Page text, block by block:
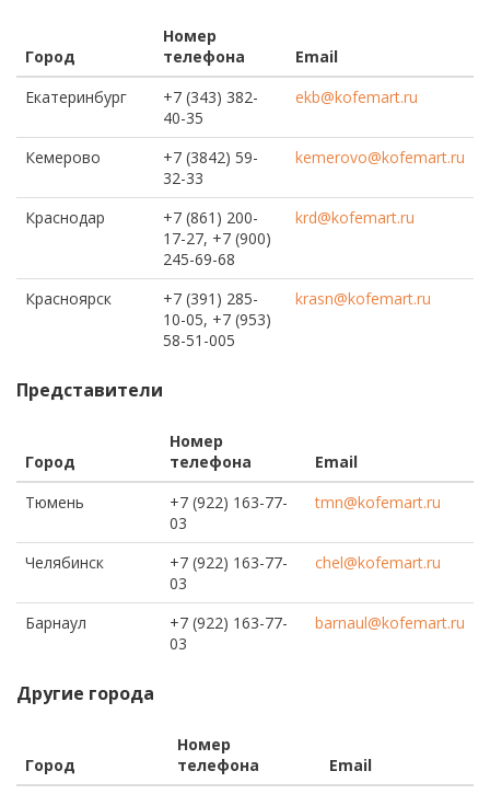
Город
Номер
телефона
Email
Екатеринбург
+7 (343) 382-
40-35
ekb@kofemart.ru
Кемерово
+7 (3842) 59-
32-33
kemerovo@kofemart.ru
Краснодар
+7 (861) 200-
17-27, +7 (900)
245-69-68
krd@kofemart.ru
Красноярск
+7 (391) 285-
10-05, +7 (953)
58-51-005
krasn@kofemart.ru
Представители
Город
Номер
телефона
Email
Тюмень
+7 (922) 163-77-
03
tmn@kofemart.ru
Челябинск
+7 (922) 163-77-
03
chel@kofemart.ru
Барнаул
+7 (922) 163-77-
03
barnaul@kofemart.ru
Другие города
Город
Номер
телефона
Email